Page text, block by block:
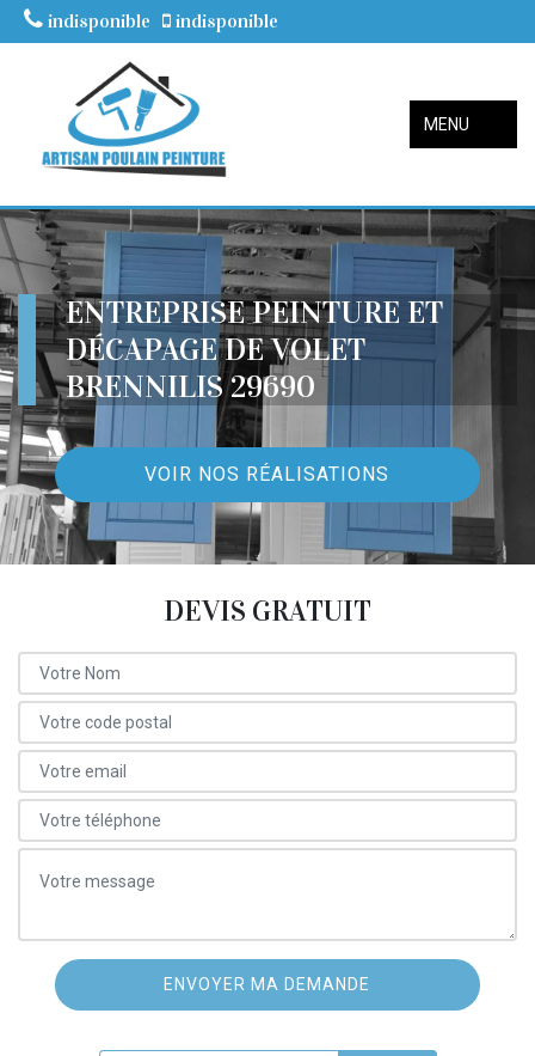
indisponible indisponible
MENU
ENTREPRISE PEINTURE ET
DÉCAPAGE DE VOLET
BRENNILIS 29690
VOIR NOS RÉALISATIONS
DEVIS GRATUIT